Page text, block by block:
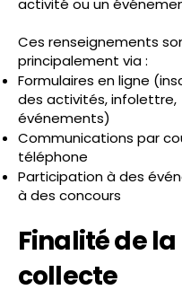
activité ou un
Ces renseignements
principalement via :
Formulaires en ligne
des activités, infolettre,
événements)
Communications par
téléphone
Participation à des
à des concours
Finalité de la
collecte